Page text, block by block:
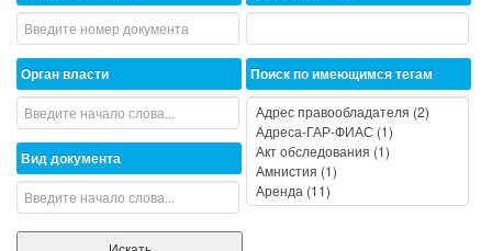
Орган власти
Вид документа
Поиск по имеющимся тегам